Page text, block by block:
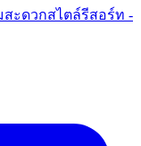
ะดวกสไตล์รีสอร์ท -